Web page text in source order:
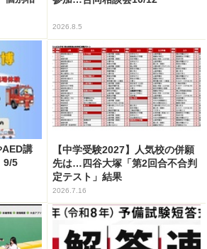
2026.8.5
講
9/5
【中学受験2027】人気校の併願
先は…四谷大塚「第2回合不合判
定テスト」結果
2026.7.16